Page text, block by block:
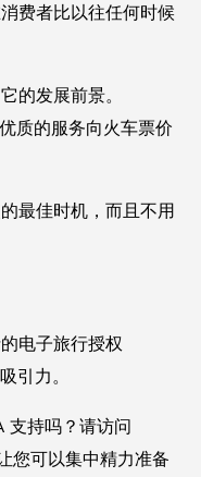
费者比以往任何时候
的发展前景。
质的服务向火车票价
最佳时机，而且不用
电子旅行授权
引力。
支持吗？请访问
您可以集中精力准备